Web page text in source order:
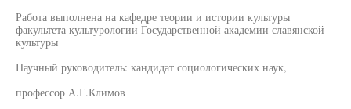
Работа выполнена на кафедре теории и истории культуры
факультета культурологии Государственной академии славянской
культуры
Научный руководитель: кандидат социологических наук,
профессор А.Г.Климов